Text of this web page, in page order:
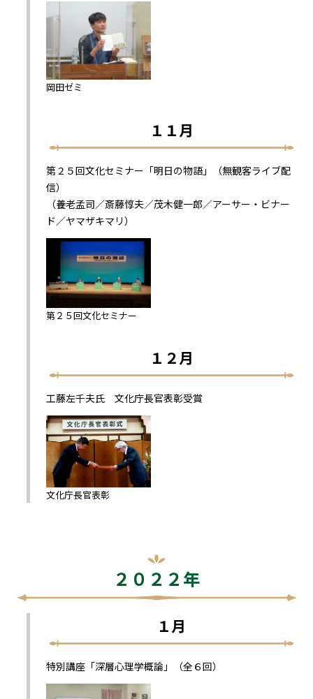
岡田ゼミ
１１月
第２５回文化セミナー「明日の物語」（無観客ライブ配
信）
（養老孟司／斎藤惇夫／茂木健一郎／アーサー・ビナー
ド／ヤマザキマリ）
第２５回文化セミナー
１２月
工藤左千夫氏 文化庁長官表彰受賞
文化庁長官表彰
２０２２年
１月
特別講座「深層心理学概論」（全６回）